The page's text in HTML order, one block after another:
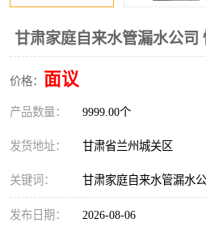
甘肃家庭自来水管漏水公司
价格： 面议
产品数量： 9999.00个
发货地址： 甘肃省兰州城关区
关键词： 甘肃家庭自来水管漏水公
发布日期： 2026-08-06